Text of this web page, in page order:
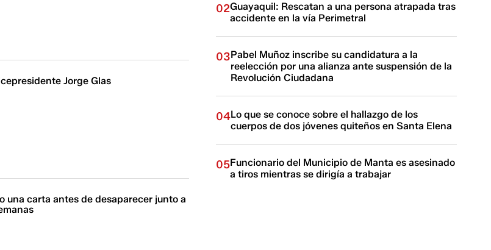
Jorge Glas
una carta antes de desaparecer junto a
02Guayaquil: Rescatan a una persona atrapada tras
accidente en la vía Perimetral
03Pabel Muñoz inscribe su candidatura a la
reelección por una alianza ante suspensión de la
Revolución Ciudadana
04Lo que se conoce sobre el hallazgo de los
cuerpos de dos jóvenes quiteños en Santa Elena
05Funcionario del Municipio de Manta es asesinado
a tiros mientras se dirigía a trabajar